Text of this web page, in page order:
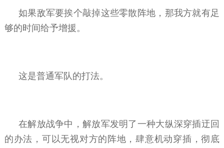
如果敌军要挨个敲掉这些零散阵地，那我方就有足
够的时间给予增援。
这是普通军队的打法。
在解放战争中，解放军发明了一种大纵深穿插迂回
的办法，可以无视对方的阵地，肆意机动穿插，彻底